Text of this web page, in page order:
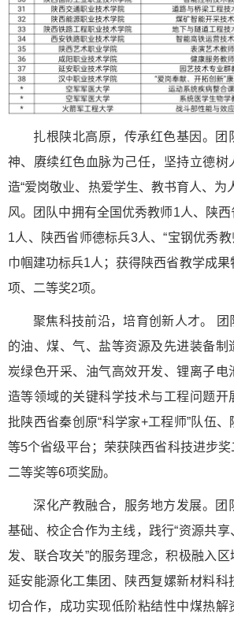
扎根陕北高原，传承红色基因。团
神、赓续红色血脉为己任，坚持立德树
造“爱岗敬业、热爱学生、教书育人、为
风。团队中拥有全国优秀教师1人、陕
1人、陕西省师德标兵3人、“宝钢优秀
巾帼建功标兵1人；获得陕西省教学成
项、二等奖2项。
聚焦科技前沿，培育创新人才。 团
的油、煤、气、盐等资源及先进装备制
炭绿色开采、油气高效开发、锂离子电
造等领域的关键科学技术与工程问题开
批陕西省秦创原“科学家+工程师”队伍
等5个省级平台；荣获陕西省科技进步
二等奖等6项奖励。
深化产教融合，服务地方发展。团
基础、校企合作为主线，践行“资源共
发、联合攻关”的服务理念，积极融入
延安能源化工集团、陕西复嫘新材料科
切合作，成功实现低阶粘结性中煤热解